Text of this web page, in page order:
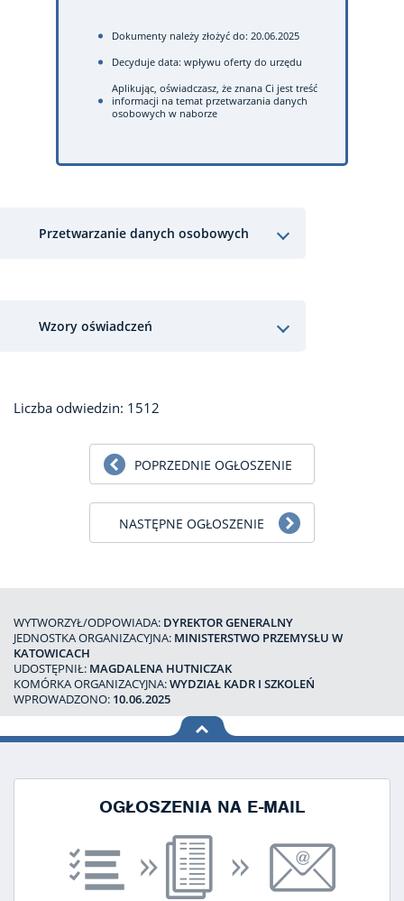
Dokumenty należy złożyć do: 20.06.2025
Decyduje data: wpływu oferty do urzędu
Aplikując, oświadczasz, że znana Ci jest treść
informacji na temat przetwarzania danych
osobowych w naborze
Przetwarzanie danych osobowych
Wzory oświadczeń
Liczba odwiedzin: 1512
POPRZEDNIE OGŁOSZENIE
NASTĘPNE OGŁOSZENIE
WYTWORZYŁ/ODPOWIADA: DYREKTOR GENERALNY
JEDNOSTKA ORGANIZACYJNA: MINISTERSTWO PRZEMYSŁU W
KATOWICACH
UDOSTĘPNIŁ: MAGDALENA HUTNICZAK
KOMÓRKA ORGANIZACYJNA:WYDZIAŁ KADR I SZKOLEŃ
WPROWADZONO: 10.06.2025
na górę
OGŁOSZENIA NA E-MAIL